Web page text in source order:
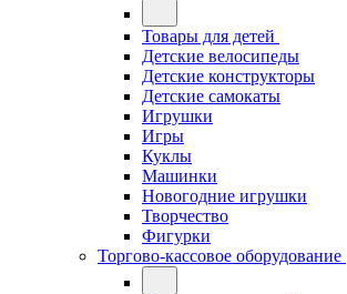
Товары для детей
Детские велосипеды
Детские конструкторы
Детские самокаты
Игрушки
Игры
Куклы
Машинки
Новогодние игрушки
Творчество
Фигурки
Торгово-кассовое оборудование